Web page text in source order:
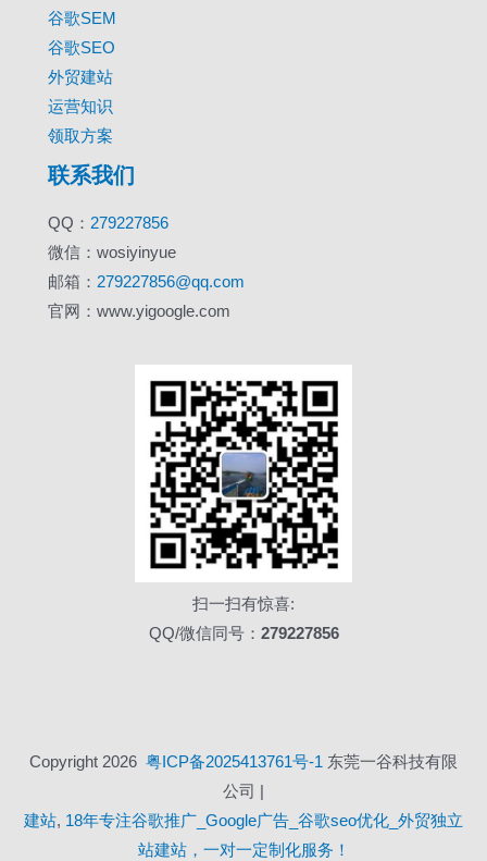
谷歌SEM
谷歌SEO
外贸建站
运营知识
领取方案
联系我们
QQ： 279227856
微信：wosiyinyue
邮箱： 279227856@qq.com
官网：www.yigoogle.com
扫一扫有惊喜:
QQ/微信同号： 279227856
Copyright 2026 粤ICP备2025413761号-1 东莞一谷科技有限
公司 |
建站, 18年专注谷歌推广_Google广告_谷歌seo优化_外贸独立
站建站，一对一定制化服务！